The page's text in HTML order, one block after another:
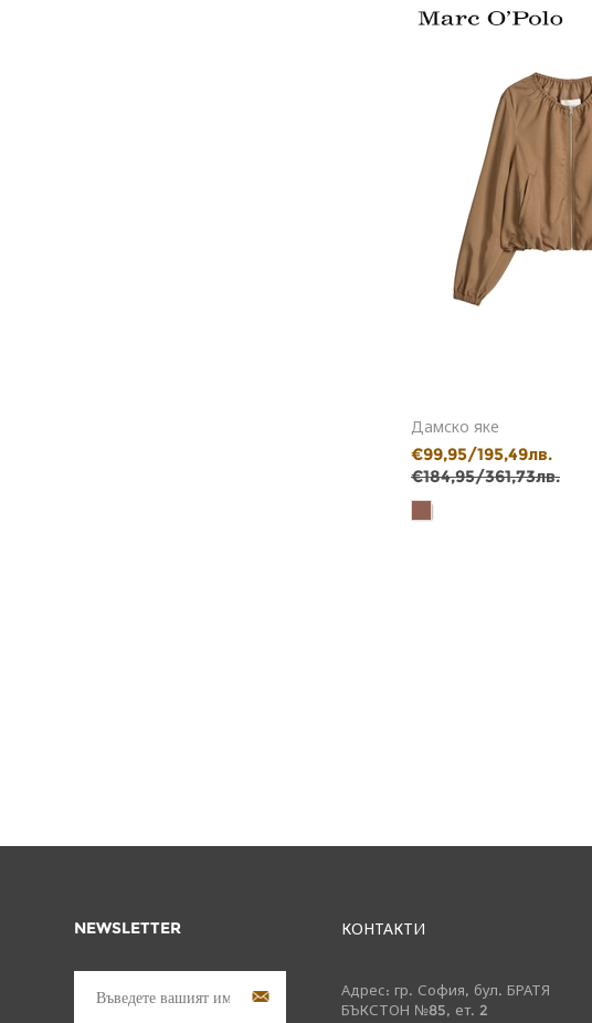
Дамско яке
€99,95/195,49лв.
€184,95/361,73лв.
NEWSLETTER КОНТАКТИ
Адрес: гр. София, бул. БРАТЯ
БЪКСТОН №85, ет. 2